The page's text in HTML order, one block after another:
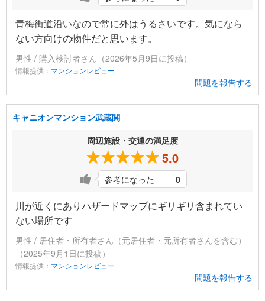
青梅街道沿いなので常に外はうるさいです。気になら
ない方向けの物件だと思います。
男性 / 購入検討者さん（2026年5月9日に投稿）
情報提供： マンションレビュー
問題を報告する
キャニオンマンション武蔵関
周辺施設・交通の満足度
5.0
参考になった 0
川が近くにありハザードマップにギリギリ含まれてい
ない場所です
男性 / 居住者・所有者さん（元居住者・元所有者さんを含む）
（2025年9月1日に投稿）
情報提供： マンションレビュー
問題を報告する